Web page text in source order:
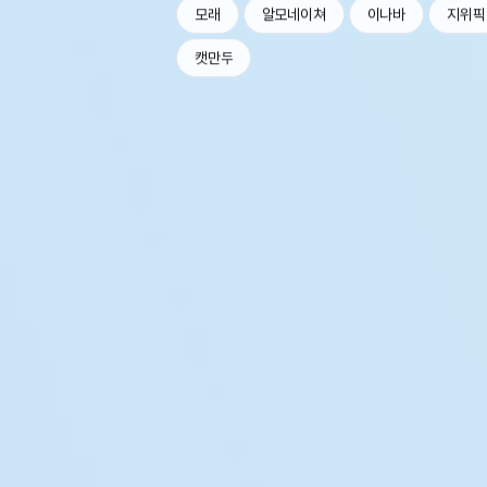
모래 알모네이쳐 이나바 지위픽
캣만두